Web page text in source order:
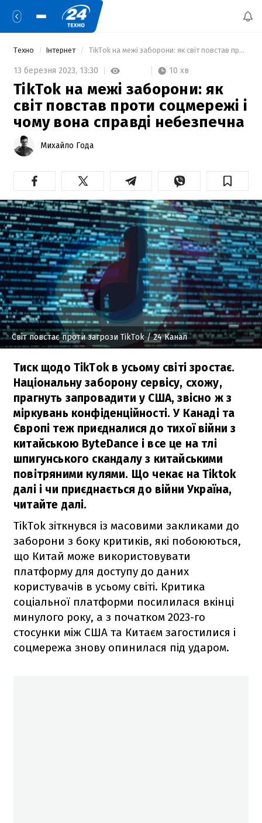
Техно Інтернет TikTok на межі заборони: як світ повстав проти соцмережі і чому вона справді небезпечна
13 березня 2023, 13:30 10 хв
TikTok на межі заборони: як
світ повстав проти соцмережі і
чому вона справді небезпечна
Михайло Года
Світ повстає проти загрози TikTok/ 24 Канал
Тиск щодо TikTok в усьому світі зростає.
Національну заборону сервісу, схожу,
прагнуть запровадити у США, звісно ж з
міркувань конфіденційності. У Канаді та
Європі теж приєдналися до тихої війни з
китайською ByteDance і все це на тлі
шпигунського скандалу з китайськими
повітряними кулями. Що чекає на Tiktok
далі і чи приєднається до війни Україна,
читайте далі.
TikTok зіткнувся із масовими закликами до
заборони з боку критиків, які побоюються,
що Китай може використовувати
платформу для доступу до даних
користувачів в усьому світі. Критика
соціальної платформи посилилася вкінці
минулого року, а з початком 2023-го
стосунки між США та Китаєм загостилися і
соцмережа знову опинилася під ударом.